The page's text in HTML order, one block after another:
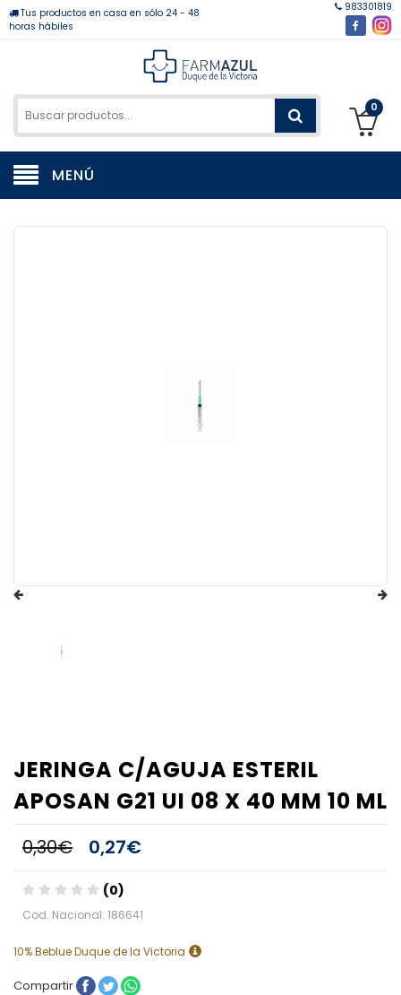
Tus productos en casa en sólo 24 - 48
horas hábiles
983301819
0
MENÚ
JERINGA C/AGUJA ESTERIL
APOSAN G21 UI 08 X 40 MM 10 ML
0,30€ 0,27€
(0)
Cod. Nacional: 186641
10% Beblue Duque de la Victoria
Compartir